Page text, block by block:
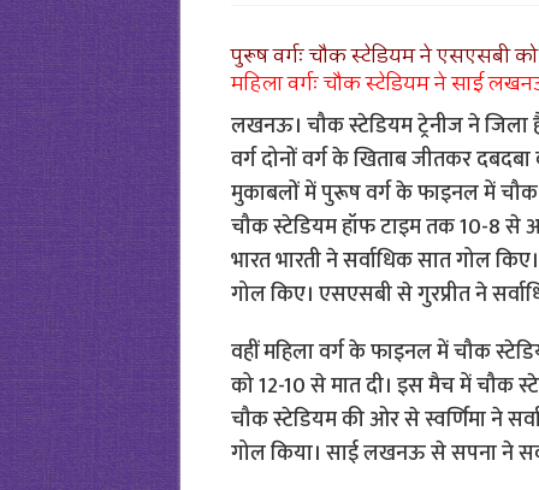
पुरूष वर्गः चौक स्टेडियम ने एसएसबी
महिला वर्गः चौक स्टेडियम ने साई
लखनऊ। चौक स्टेडियम ट्रेनीज ने
वर्ग दोनों वर्ग के खिताब जीतकर
मुकाबलों में पुरूष वर्ग के फाइनल में
चौक स्टेडियम हॉफ टाइम तक 10-8 से
भारत भारती ने सर्वाधिक सात गोल
गोल किए। एसएसबी से गुरप्रीत ने
वहीं महिला वर्ग के फाइनल में चौक
को 12-10 से मात दी। इस मैच में चौक
चौक स्टेडियम की ओर से स्वर्णिमा ने
गोल किया। साई लखनऊ से सपना ने